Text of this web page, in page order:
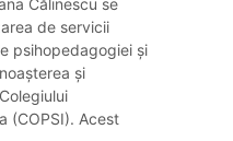
Călinescu se
de servicii
psihopedagogiei și
și
(COPSI). Acest